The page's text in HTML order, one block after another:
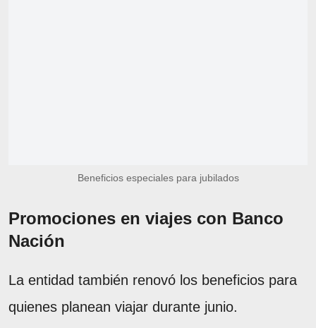
Beneficios especiales para jubilados
Promociones en viajes con Banco
Nación
La entidad también renovó los beneficios para
quienes planean viajar durante junio.